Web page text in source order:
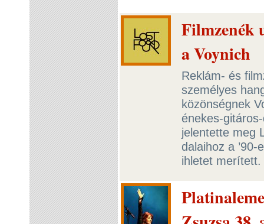
Filmzenék
a Voynich
Reklám- és
személyes
közönségnek
énekes-
jelentette meg
dalaihoz a
ihletet merített.